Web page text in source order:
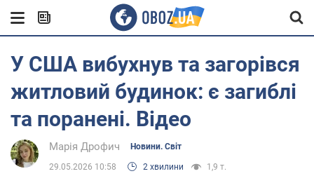
У США вибухнув та загорівся
житловий будинок: є загиблі
та поранені. Відео
Марія Дрофич Новини. Світ
29.05.2026 10:58 2 хвилини 1,9 т.